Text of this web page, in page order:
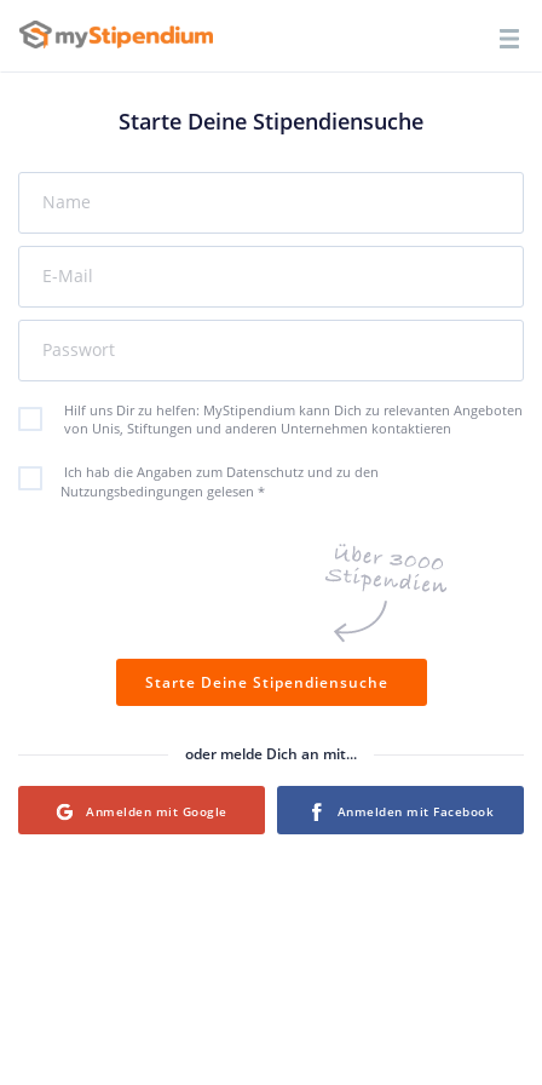
Starte Deine Stipendiensuche
Name
E-Mail
Passwort
Hilf uns Dir zu helfen: MyStipendium kann Dich zu relevanten Angeboten
von Unis, Stiftungen und anderen Unternehmen kontaktieren
Ich hab die Angaben zum Datenschutz und zu den
Nutzungsbedingungen gelesen *
Starte Deine Stipendiensuche
oder melde Dich an mit...
Login with Google Login with Facebook